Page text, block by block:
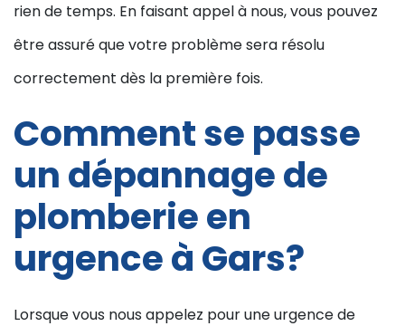
rien de temps. En faisant appel à nous, vous pouvez
être assuré que votre problème sera résolu
correctement dès la première fois.
Comment se passe
un dépannage de
plomberie en
urgence à Gars?
Lorsque vous nous appelez pour une urgence de